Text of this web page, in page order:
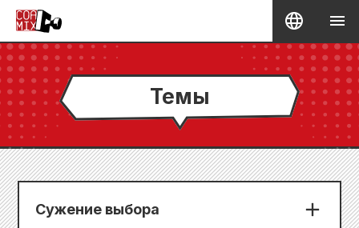
Темы
Сужение выбора